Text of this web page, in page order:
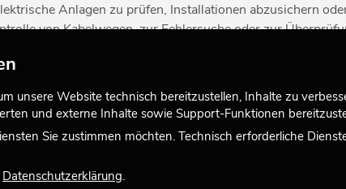
Anlagen zu prüfen, Installationen abzusichern
von Kabelwegen, zur Fehlersuche oder zur
Bestandteil jeder professionellen Ausstattung.
Messwerte innerhalb definierter Toleranzen liegen
kann schon eine geringe Abweichung zu
Messgeräte.
unsere Website technisch bereitzustellen, Inhalte zu
und externe Inhalte sowie Support-Funktionen
Sie zustimmen möchten. Technisch erforderliche
Datenschutzerklärung.